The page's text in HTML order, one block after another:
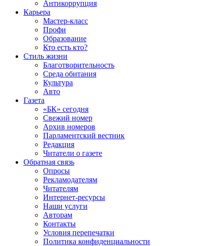
Антикоррупция
Карьера
Мастер-класс
Профи
Образование
Кто есть кто?
Стиль жизни
Благотворительность
Среда обитания
Культура
Авто
Газета
«БК» сегодня
Свежий номер
Архив номеров
Парламентский вестник
Редакция
Читатели о газете
Обратная связь
Опросы
Рекламодателям
Читателям
Интернет-ресурсы
Наши услуги
Авторам
Контакты
Условия перепечатки
Политика конфиденциальности